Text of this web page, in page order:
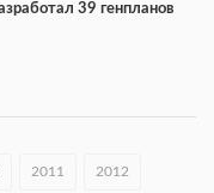
39 генпланов
на въезде в Нижний
2011 2012